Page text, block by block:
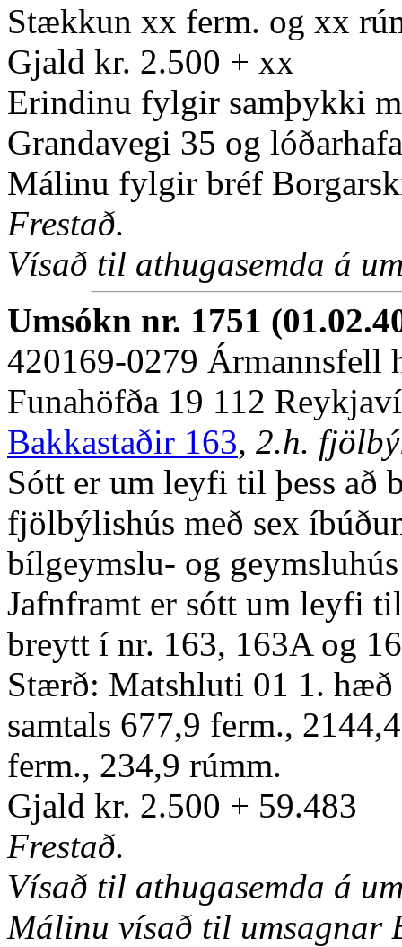
Stækkun xx ferm. og xx
Gjald kr. 2.500 + xx
Erindinu fylgir samþykki
Grandavegi 35 og
Málinu fylgir bréf
Frestað.
Vísað til athugasemda á
Umsókn nr. 1751
420169-0279 Ármannsfell
Funahöfða 19 112
Bakkastaðir 163, 2.h.
Sótt er um leyfi til þess að
fjölbýlishús með sex
bílgeymslu- og
Jafnframt er sótt um leyfi
breytt í nr. 163, 163A og
Stærð: Matshluti 01 1.
samtals 677,9 ferm.,
ferm., 234,9 rúmm.
Gjald kr. 2.500 + 59.483
Frestað.
Vísað til athugasemda á
Málinu vísað til umsagnar